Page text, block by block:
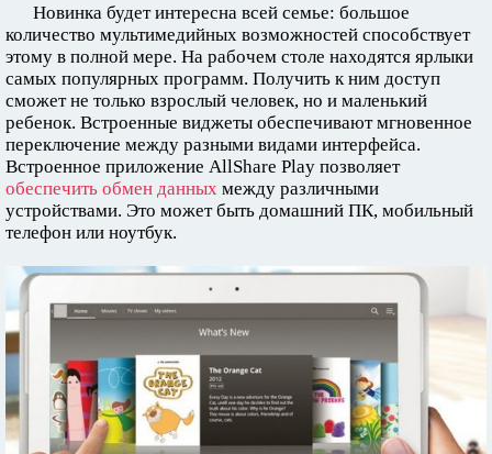
Новинка будет интересна всей семье: большое
количество мультимедийных возможностей способствует
этому в полной мере. На рабочем столе находятся ярлыки
самых популярных программ. Получить к ним доступ
сможет не только взрослый человек, но и маленький
ребенок. Встроенные виджеты обеспечивают мгновенное
переключение между разными видами интерфейса.
Встроенное приложение AllShare Play позволяет
обеспечить обмен данных между различными
устройствами. Это может быть домашний ПК, мобильный
телефон или ноутбук.